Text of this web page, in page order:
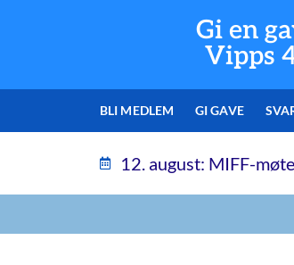
Gi en
Vipps
BLI MEDLEM GI GAVE
12. august: MIFF-